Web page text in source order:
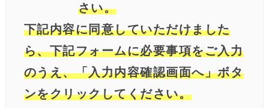
さい。
下記内容に同意していただけました
ら、下記フォームに必要事項をご入力
のうえ、「入力内容確認画面へ」ボタ
ンをクリックしてください。